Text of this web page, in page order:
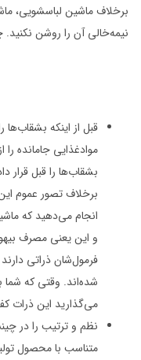
برخلاف ماشین لباسشویی،
نیمه‌خالی آن را روشن
قبل از اینکه
موادغذایی جامانده
بشقاب‌ها را قبل
برخلاف تصور عموم
انجام می‌دهید که
و این یعنی مصرف
فرمول‌شان ذراتی
شده‌اند. وقتی که
می‌گذارید این ذرات
نظم و ترتیب را در
متناسب با محصول